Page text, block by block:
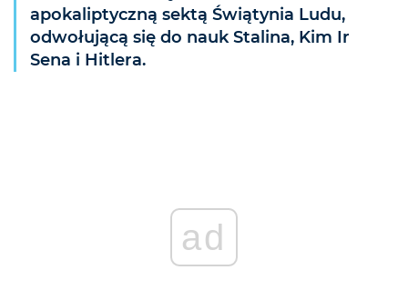
apokaliptyczną sektą Świątynia Ludu,
odwołującą się do nauk Stalina, Kim Ir
Sena i Hitlera.
ad